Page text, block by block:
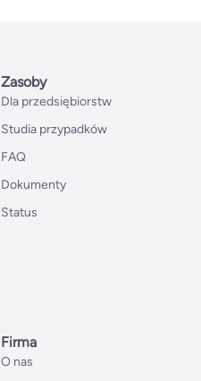
Zasoby
Dla przedsiębiorstw
Studia przypadków
FAQ
Dokumenty
Status
Firma
O nas